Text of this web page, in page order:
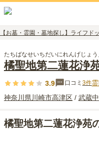
【お墓・霊園・墓地探し】ライフド
たちばなせいちだいにれんげじょう
橘聖地第二蓮花浄
3.9 口コミ 3件
神奈川県 川崎市高津区 / 武蔵
橘聖地第二蓮花浄苑